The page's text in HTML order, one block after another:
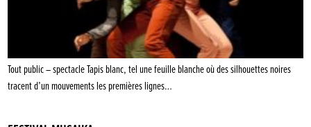
Tout public – spectacle Tapis blanc, tel une feuille blanche où des silhouettes noires
tracent d’un mouvements les premières lignes…